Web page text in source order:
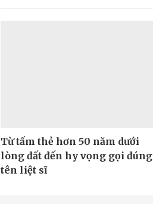
Từ tấm thẻ hơn 50 năm dưới
lòng đất đến hy vọng gọi đúng
tên liệt sĩ